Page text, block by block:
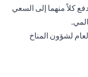
كلاً منهما إلى السعي
لشؤون المناخ